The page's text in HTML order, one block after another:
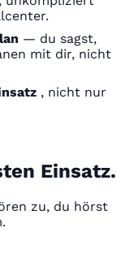
— du sagst,
mit dir, nicht
, nicht nur
Einsatz.
zu, du hörst